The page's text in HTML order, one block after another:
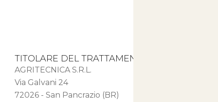
TITOLARE DEL TRATTAMENTO DEI DATI
AGRITECNICA S.R.L.
Via Galvani 24
72026 - San Pancrazio (BR)